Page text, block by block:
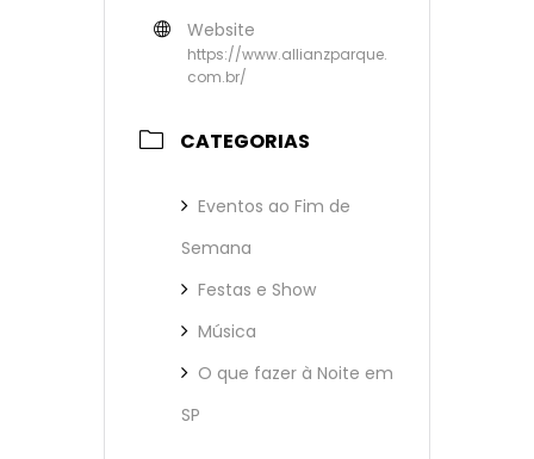
Website
https://www.allianzparque.
com.br/
CATEGORIAS
Eventos ao Fim de
Semana
Festas e Show
Música
O que fazer à Noite em
SP